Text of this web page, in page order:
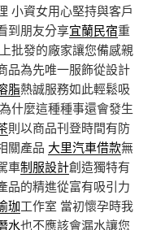
小資女用心堅持與客戶
到朋友分享宜蘭民宿重
批發的廠家讓您備感親
品為先唯一服飾從設計
脂熱誠服務如此輕鬆吸
什麼這種種事還會發生
則以商品刊登時間有防
關產品 大里汽車借款無
車制服設計創造獨特有
品的精進從富有吸引力
珈工作室 當初懷孕時我
水也不應該會漏水讓您